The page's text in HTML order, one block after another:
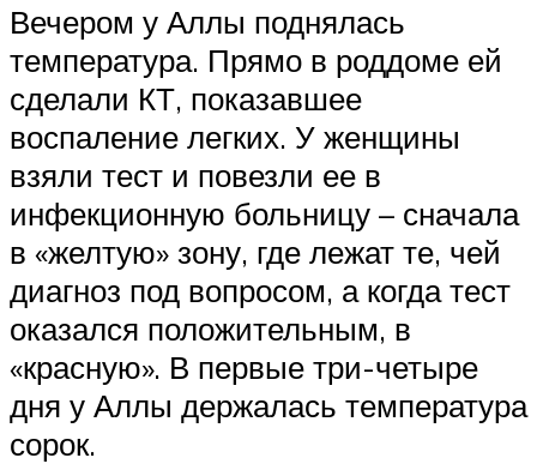
Вечером у Аллы поднялась
температура. Прямо в роддоме ей
сделали КТ, показавшее
воспаление легких. У женщины
взяли тест и повезли ее в
инфекционную больницу – сначала
в «желтую» зону, где лежат те, чей
диагноз под вопросом, а когда тест
оказался положительным, в
«красную». В первые три-четыре
дня у Аллы держалась температура
сорок.